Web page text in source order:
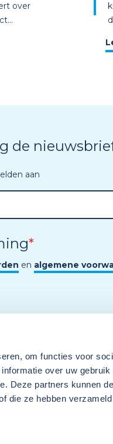
om functies voor
over uw gebruik
Deze partners kunnen
die ze hebben
over
de
aan
*
en algemene